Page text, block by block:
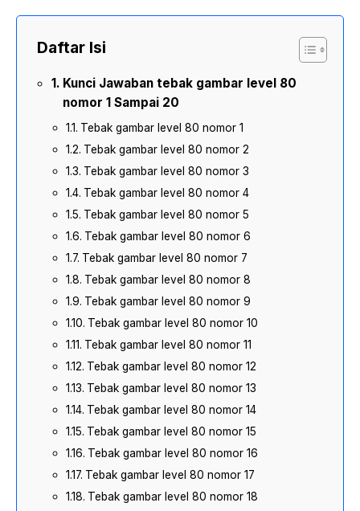
Daftar Isi
Kunci Jawaban tebak gambar level 80
nomor 1 Sampai 20
Tebak gambar level 80 nomor 1
Tebak gambar level 80 nomor 2
Tebak gambar level 80 nomor 3
Tebak gambar level 80 nomor 4
Tebak gambar level 80 nomor 5
Tebak gambar level 80 nomor 6
Tebak gambar level 80 nomor 7
Tebak gambar level 80 nomor 8
Tebak gambar level 80 nomor 9
Tebak gambar level 80 nomor 10
Tebak gambar level 80 nomor 11
Tebak gambar level 80 nomor 12
Tebak gambar level 80 nomor 13
Tebak gambar level 80 nomor 14
Tebak gambar level 80 nomor 15
Tebak gambar level 80 nomor 16
Tebak gambar level 80 nomor 17
Tebak gambar level 80 nomor 18